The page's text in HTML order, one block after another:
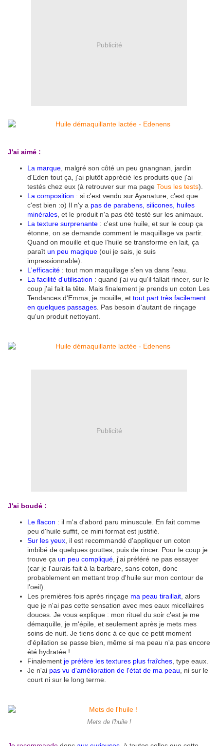
Publicité
J'ai aimé :
La marque , malgré son côté un peu gnangnan, jardin
d'Eden tout ça, j'ai plutôt apprécié les produits que j'ai
testés chez eux (à retrouver sur ma page Tous les tests).
La composition : si c'est vendu sur Ayanature, c'est que
c'est bien :o) Il n'y a pas de parabens, silicones, huiles
minérales , et le produit n'a pas été testé sur les animaux.
La texture surprenante : c'est une huile, et sur le coup ça
étonne, on se demande comment le maquillage va partir.
Quand on mouille et que l'huile se transforme en lait, ça
paraît un peu magique (oui je sais, je suis
impressionnable).
L'efficacité : tout mon maquillage s'en va dans l'eau.
La facilité d'utilisation : quand j'ai vu qu'il fallait rincer, sur le
coup j'ai fait la tête. Mais finalement je prends un coton Les
Tendances d'Emma, je mouille, et tout part très facilement
en quelques passages . Pas besoin d'autant de rinçage
qu'un produit nettoyant.
Publicité
J'ai boudé :
Le flacon : il m'a d'abord paru minuscule. En fait comme
peu d'huile suffit, ce mini format est justifié.
Sur les yeux , il est recommandé d'appliquer un coton
imbibé de quelques gouttes, puis de rincer. Pour le coup je
trouve ça un peu compliqué , j'ai préféré ne pas essayer
(car je l'aurais fait à la barbare, sans coton, donc
probablement en mettant trop d'huile sur mon contour de
l'oeil).
Les premières fois après rinçage ma peau tiraillait , alors
que je n'ai pas cette sensation avec mes eaux micellaires
douces. Je vous explique : mon rituel du soir c'est je me
démaquille, je m'épile, et seulement après je mets mes
soins de nuit. Je tiens donc à ce que ce petit moment
d'épilation se passe bien, même si ma peau n'a pas encore
été hydratée !
Finalement je préfère les textures plus fraîches , type eaux.
Je n'ai pas vu d'amélioration de l'état de ma peau , ni sur le
court ni sur le long terme.
Mets de l'huile !